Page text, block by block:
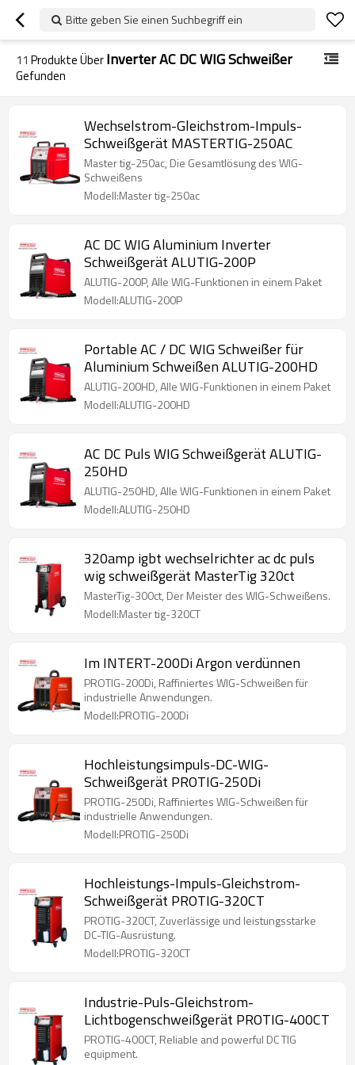
Bitte geben Sie einen Suchbegriff ein
11 Produkte ÜberInverter AC DC WIG Schweißer
Gefunden
Wechselstrom-Gleichstrom-Impuls-
Schweißgerät MASTERTIG-250AC
Master tig-250ac, Die Gesamtlösung des WIG-
Schweißens
Modell:Master tig-250ac
AC DC WIG Aluminium Inverter
Schweißgerät ALUTIG-200P
ALUTIG-200P, Alle WIG-Funktionen in einem Paket
Modell:ALUTIG-200P
Portable AC / DC WIG Schweißer für
Aluminium Schweißen ALUTIG-200HD
ALUTIG-200HD, Alle WIG-Funktionen in einem Paket
Modell:ALUTIG-200HD
AC DC Puls WIG Schweißgerät ALUTIG-
250HD
ALUTIG-250HD, Alle WIG-Funktionen in einem Paket
Modell:ALUTIG-250HD
320amp igbt wechselrichter ac dc puls
wig schweißgerät MasterTig 320ct
MasterTig-300ct, Der Meister des WIG-Schweißens.
Modell:Master tig-320CT
Im INTERT-200Di Argon verdünnen
PROTIG-200Di, Raffiniertes WIG-Schweißen für
industrielle Anwendungen.
Modell:PROTIG-200Di
Hochleistungsimpuls-DC-WIG-
Schweißgerät PROTIG-250Di
PROTIG-250Di, Raffiniertes WIG-Schweißen für
industrielle Anwendungen.
Modell:PROTIG-250Di
Hochleistungs-Impuls-Gleichstrom-
Schweißgerät PROTIG-320CT
PROTIG-320CT, Zuverlässige und leistungsstarke
DC-TIG-Ausrüstung.
Modell:PROTIG-320CT
Industrie-Puls-Gleichstrom-
Lichtbogenschweißgerät PROTIG-400CT
PROTIG-400CT, Reliable and powerful DC TIG
equipment.